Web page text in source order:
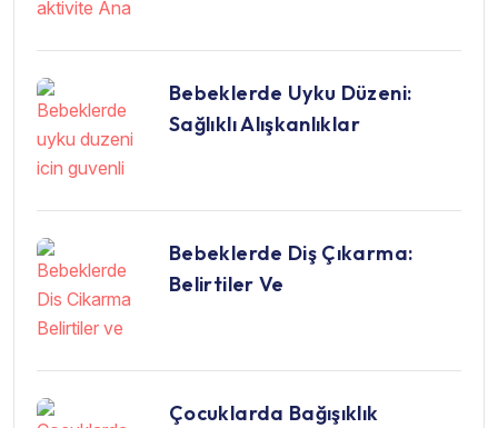
Bebeklerde Uyku Düzeni:
Sağlıklı Alışkanlıklar
Bebeklerde Diş Çıkarma:
Belirtiler Ve
Çocuklarda Bağışıklık